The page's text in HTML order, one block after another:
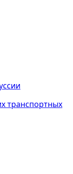
транспортных